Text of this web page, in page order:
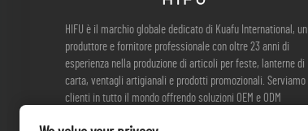
HIFU è il marchio globale dedicato di Kuafu International, un
produttore e fornitore professionale con oltre 23 anni di
esperienza nella produzione di articoli per feste, lanterne di
carta, ventagli artigianali e prodotti promozionali. Serviamo
clienti in tutto il mondo offrendo soluzioni OEM e ODM